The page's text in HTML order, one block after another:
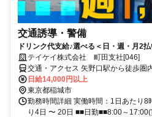
交通誘導・警備
ドリンク代支給♪選べる＜日・週・月
テイケイ株式会社 町田支社[046]
交通・アクセス 矢野口駅から徒歩圏
日給14,000円以上
東京都稲城市
勤務時間詳細 実働時間：1日あたり8
り4日 〜 20日 ■■日勤■■8:00～